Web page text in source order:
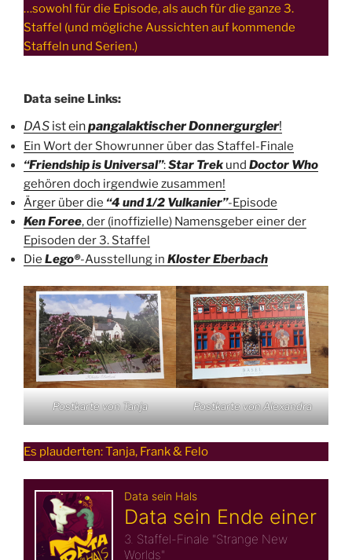
…sowohl für die Episode, als auch für die ganze 3.
Staffel (und mögliche Aussichten auf kommende
Staffeln und Serien.)
Data seine Links:
DAS ist einpangalaktischer Donnergurgler!
Ein Wort der Showrunner über das Staffel-Finale
“Friendship is Universal”:Star Trek und Doctor Who
gehören doch irgendwie zusammen!
Ärger über die “4 und 1/2 Vulkanier”-Episode
Ken Foree, der (inoffizielle) Namensgeber einer der
Episoden der 3. Staffel
Die Lego®-Ausstellung in Kloster Eberbach
Postkarte von Tanja Postkarte von Alexandra
Es plauderten: Tanja, Frank & Felo